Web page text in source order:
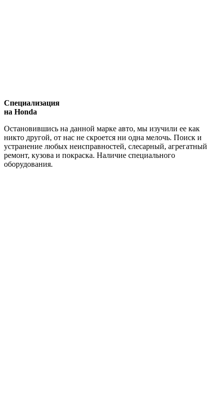
Специализация
на Honda
Остановившись на данной марке авто, мы изучили ее как
никто другой, от нас не скроется ни одна мелочь. Поиск и
устранение любых неисправностей, слесарный, агрегатный
ремонт, кузова и покраска. Наличие специального
оборудования.